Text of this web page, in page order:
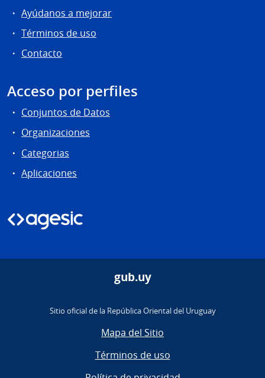
Ayúdanos a mejorar
Términos de uso
Contacto
Acceso por perfiles
Conjuntos de Datos
Organizaciones
Categorias
Aplicaciones
gub.uy
Sitio oficial de la República Oriental del Uruguay
Mapa del Sitio
Términos de uso